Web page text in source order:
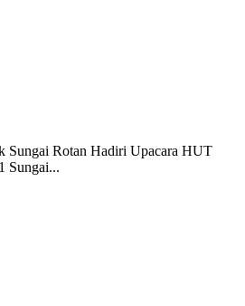
Sungai Rotan Hadiri Upacara HUT
Sungai...